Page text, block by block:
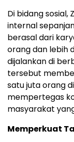
Di bidang
internal
berasal dari
orang dan lebih
dijalankan di
tersebut
satu juta orang
mempertegas
masyarakat
Memperkuat